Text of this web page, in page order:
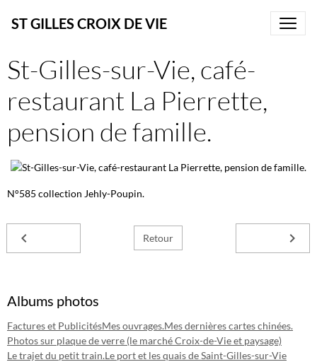
ST GILLES CROIX DE VIE
St-Gilles-sur-Vie, café-
restaurant La Pierrette,
pension de famille.
N°585 collection Jehly-Poupin.
Retour
Albums photos
Factures et PublicitésMes ouvrages.Mes dernières cartes chinées.
Photos sur plaque de verre (le marché Croix-de-Vie et paysage)
Le trajet du petit train.Le port et les quais de Saint-Gilles-sur-Vie